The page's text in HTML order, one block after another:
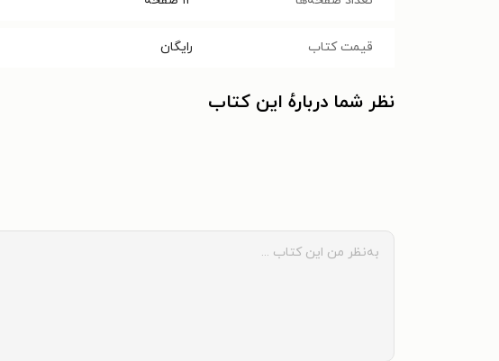
قیمت کتاب رایگان
نظر شما دربارهٔ این کتاب